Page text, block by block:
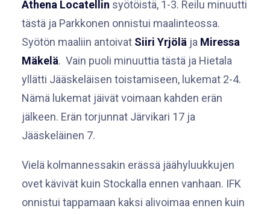
Athena Locatellin syötöistä, 1-3. Reilu minuutti
tästä ja Parkkonen onnistui maalinteossa.
Syötön maaliin antoivat Siiri Yrjölä ja Miressa
Mäkelä. Vain puoli minuuttia tästä ja Hietala
yllätti Jääskeläisen toistamiseen, lukemat 2-4.
Nämä lukemat jäivät voimaan kahden erän
jälkeen. Erän torjunnat Järvikari 17 ja
Jääskeläinen 7.
Vielä kolmannessakin erässä jäähyluukkujen
ovet kävivät kuin Stockalla ennen vanhaan. IFK
onnistui tappamaan kaksi alivoimaa ennen kuin